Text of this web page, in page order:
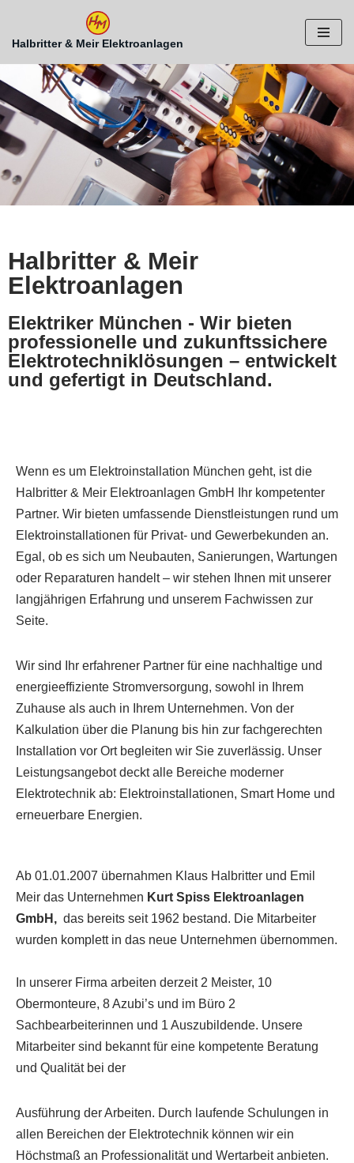
Zum
Inhalt
springen
Halbritter & Meir Elektroanlagen
Halbritter & Meir
Elektroanlagen
Elektriker München - Wir bieten
professionelle und zukunftssichere
Elektrotechniklösungen – entwickelt
und gefertigt in Deutschland.
Wenn es um Elektroinstallation München geht, ist die
Halbritter & Meir Elektroanlagen GmbH Ihr kompetenter
Partner. Wir bieten umfassende Dienstleistungen rund um
Elektroinstallationen für Privat- und Gewerbekunden an.
Egal, ob es sich um Neubauten, Sanierungen, Wartungen
oder Reparaturen handelt – wir stehen Ihnen mit unserer
langjährigen Erfahrung und unserem Fachwissen zur
Seite.
Wir sind Ihr erfahrener Partner für eine nachhaltige und
energieeffiziente Stromversorgung, sowohl in Ihrem
Zuhause als auch in Ihrem Unternehmen. Von der
Kalkulation über die Planung bis hin zur fachgerechten
Installation vor Ort begleiten wir Sie zuverlässig. Unser
Leistungsangebot deckt alle Bereiche moderner
Elektrotechnik ab: Elektroinstallationen, Smart Home und
erneuerbare Energien.
Ab 01.01.2007 übernahmen Klaus Halbritter und Emil
Meir das Unternehmen Kurt Spiss Elektroanlagen
GmbH, das bereits seit 1962 bestand. Die Mitarbeiter
wurden komplett in das neue Unternehmen übernommen.
In unserer Firma arbeiten derzeit 2 Meister, 10
Obermonteure, 8 Azubi’s und im Büro 2
Sachbearbeiterinnen und 1 Auszubildende. Unsere
Mitarbeiter sind bekannt für eine kompetente Beratung
und Qualität bei der
Ausführung der Arbeiten. Durch laufende Schulungen in
allen Bereichen der Elektrotechnik können wir ein
Höchstmaß an Professionalität und Wertarbeit anbieten.